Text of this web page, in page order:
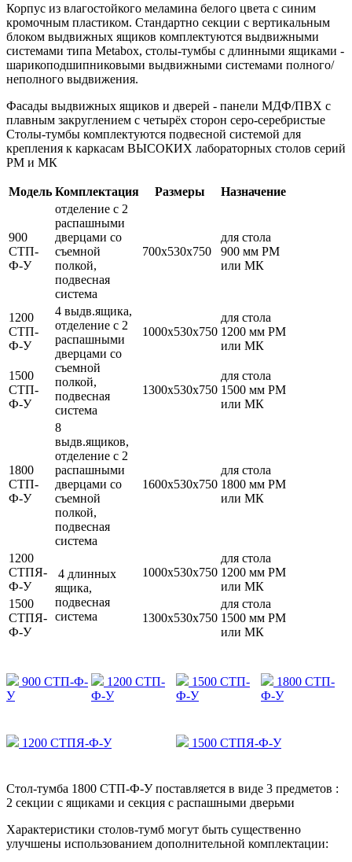
Корпус из влагостойкого меламина белого цвета с синим
кромочным пластиком. Стандартно секции с вертикальным
блоком выдвижных ящиков комплектуются выдвижными
системами типа Metabox, столы-тумбы с длинными ящиками -
шарикоподшипниковыми выдвижными системами полного/
неполного выдвижения.
Фасады выдвижных ящиков и дверей - панели МДФ/ПВХ с
плавным закруглением с четырёх сторон серо-серебристые
Столы-тумбы комплектуются подвесной системой для
крепления к каркасам ВЫСОКИХ лабораторных столов серий
РМ и МК
Модель Комплектация Размеры Назначение
900
СТП-
Ф-У
отделение с 2
распашными
дверцами со
съемной
полкой,
подвесная
система
700х530х750
для стола
900 мм РМ
или МК
1200
СТП-
Ф-У
4 выдв.ящика,
отделение с 2
распашными
дверцами со
съемной
полкой,
подвесная
система
1000х530х750
для стола
1200 мм РМ
или МК
1500
СТП-
Ф-У
1300х530х750
для стола
1500 мм РМ
или МК
1800
СТП-
Ф-У
8
выдв.ящиков,
отделение с 2
распашными
дверцами со
съемной
полкой,
подвесная
система
1600х530х750
для стола
1800 мм РМ
или МК
1200
СТПЯ-
Ф-У
4 длинных
ящика,
подвесная
система
1000х530х750
для стола
1200 мм РМ
или МК
1500
СТПЯ-
Ф-У
1300х530х750
для стола
1500 мм РМ
или МК
900 СТП-Ф-
У
1200 СТП-
Ф-У
1500 СТП-
Ф-У
1800 СТП-
Ф-У
1200 СТПЯ-Ф-У 1500 СТПЯ-Ф-У
Стол-тумба 1800 СТП-Ф-У поставляется в виде 3 предметов :
2 секции с ящиками и секция с распашными дверьми
Характеристики столов-тумб могут быть существенно
улучшены использованием дополнительной комплектации: